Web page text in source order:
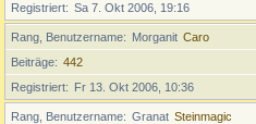
Registriert
Sa 7. Okt 2006, 19:16
Rang, Benutzername Morganit Caro
Beiträge
442
Registriert
Fr 13. Okt 2006, 10:36
Rang, Benutzername Granat Steinmagic